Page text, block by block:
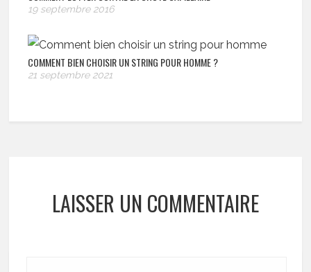
19 septembre 2016
COMMENT BIEN CHOISIR UN STRING POUR HOMME ?
21 septembre 2021
LAISSER UN COMMENTAIRE